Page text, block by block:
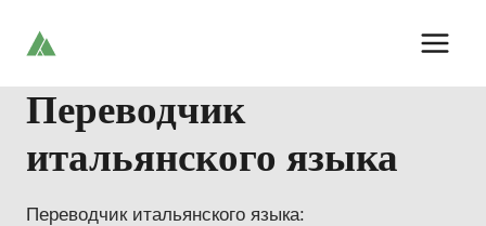
Переводчик
итальянского языка
Переводчик итальянского языка: